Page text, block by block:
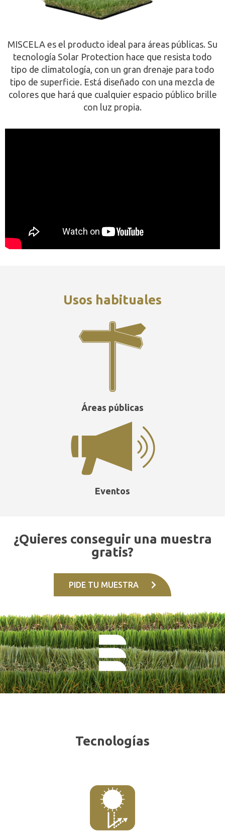
MISCELA es el producto ideal para áreas públicas. Su
tecnología Solar Protection hace que resista todo
tipo de climatología, con un gran drenaje para todo
tipo de superficie. Está diseñado con una mezcla de
colores que hará que cualquier espacio público brille
con luz propia.
Usos habituales
Áreas públicas
Eventos
¿Quieres conseguir una muestra
gratis?
PIDE TU MUESTRA
Tecnologías